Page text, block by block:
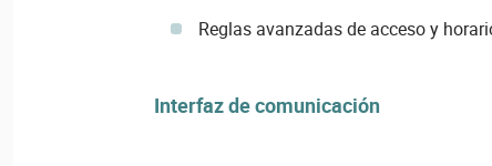
Reglas avanzadas de acceso y
Interfaz de comunicación